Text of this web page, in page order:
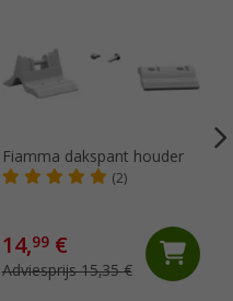
Fiamma dakspant houder
(2)
14,99€
Adviesprijs 15,35 €